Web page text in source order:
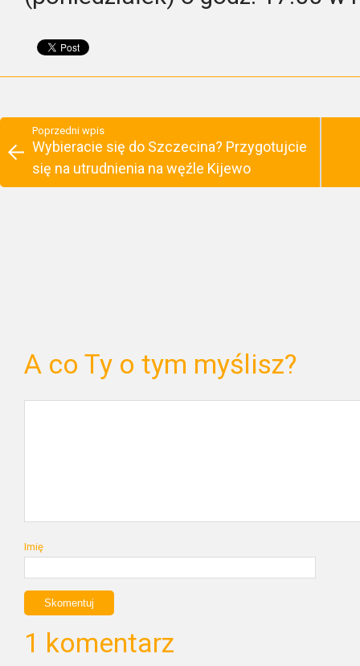
Poprzedni wpis
Wybieracie się do Szczecina? Przygotujcie
się na utrudnienia na węźle Kijewo
A co Ty o tym myślisz?
Imię
1 komentarz